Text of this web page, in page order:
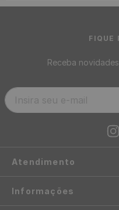
FIQUE
Receba
Atendimento
Informações